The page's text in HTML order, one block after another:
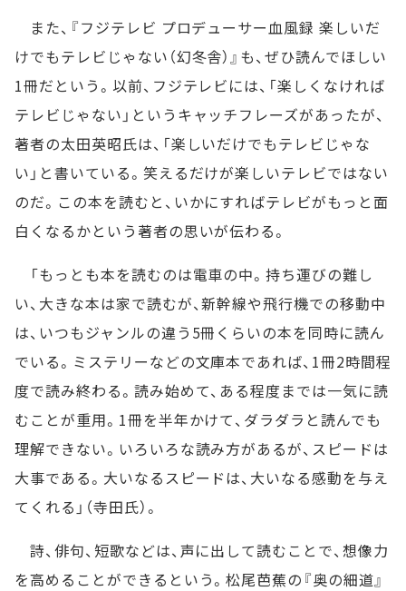
また、『フジテレビ プロデューサー血風録 楽しいだ
けでもテレビじゃない（幻冬舎）』も、ぜひ読んでほしい
1冊だという。以前、フジテレビには、「楽しくなければ
テレビじゃない」というキャッチフレーズがあったが、
著者の太田英昭氏は、「楽しいだけでもテレビじゃな
い」と書いている。笑えるだけが楽しいテレビではない
のだ。この本を読むと、いかにすればテレビがもっと面
白くなるかという著者の思いが伝わる。
「もっとも本を読むのは電車の中。持ち運びの難し
い、大きな本は家で読むが、新幹線や飛行機での移動中
は、いつもジャンルの違う5冊くらいの本を同時に読ん
でいる。ミステリーなどの文庫本であれば、1冊2時間程
度で読み終わる。読み始めて、ある程度までは一気に読
むことが重用。1冊を半年かけて、ダラダラと読んでも
理解できない。いろいろな読み方があるが、スピードは
大事である。大いなるスピードは、大いなる感動を与え
てくれる」（寺田氏）。
詩、俳句、短歌などは、声に出して読むことで、想像力
を高めることができるという。松尾芭蕉の『奥の細道』